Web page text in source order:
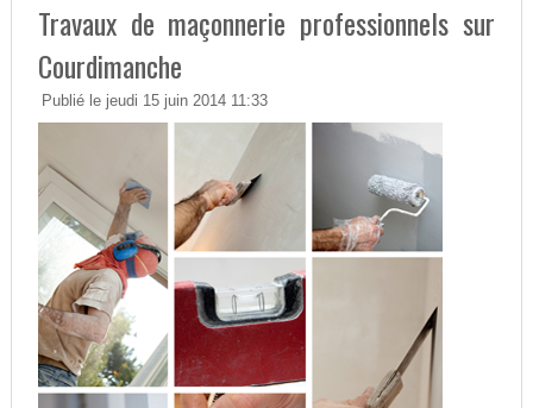
Travaux de maçonnerie professionnels sur
Courdimanche
Publié le jeudi 15 juin 2014 11:33